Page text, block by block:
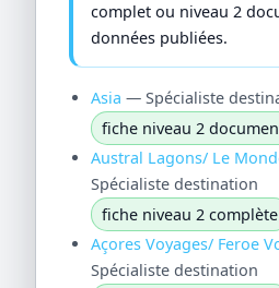
complet ou niveau 2
données publiées.
Asia — Spécialiste
fiche niveau 2
Austral Lagons/ Le
Spécialiste destination
fiche niveau 2 complète
Açores Voyages/ Feroe
Spécialiste destination